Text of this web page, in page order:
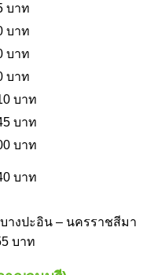
บาท
บาท
บาท
บาท
บาท
บาท
บาท
บาท
างปะอิน – นครราชสีมา
บาท